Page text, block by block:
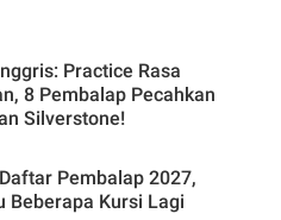
Practice Rasa
8 Pembalap Pecahkan
Silverstone!
Pembalap 2027,
Beberapa Kursi Lagi